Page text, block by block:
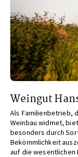
Weingut
Als Familienbetrieb,
Weinbau widmet,
besonders durch
Bekömmlichkeit
auf die wesentlichen